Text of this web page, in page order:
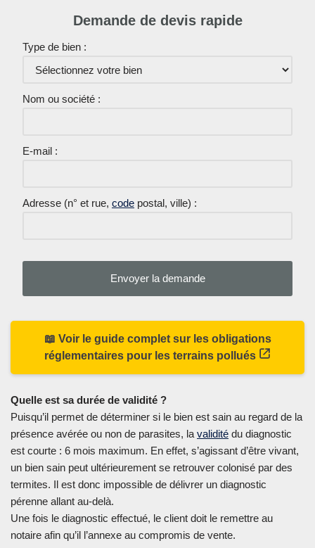
Demande de devis rapide
Type de bien :
Nom ou société :
E-mail :
Adresse (n° et rue, code postal, ville) :
📖 Voir le guide complet sur les obligations
réglementaires pour les terrains pollués
Quelle est sa durée de validité ?
Puisqu’il permet de déterminer si le bien est sain au regard de la
présence avérée ou non de parasites, la validité du diagnostic
est courte : 6 mois maximum. En effet, s’agissant d’être vivant,
un bien sain peut ultérieurement se retrouver colonisé par des
termites. Il est donc impossible de délivrer un diagnostic
pérenne allant au-delà.
Une fois le diagnostic effectué, le client doit le remettre au
notaire afin qu’il l’annexe au compromis de vente.